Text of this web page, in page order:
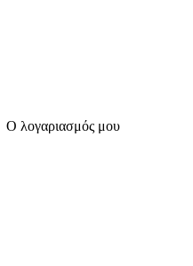
Ο λογαριασμός μου